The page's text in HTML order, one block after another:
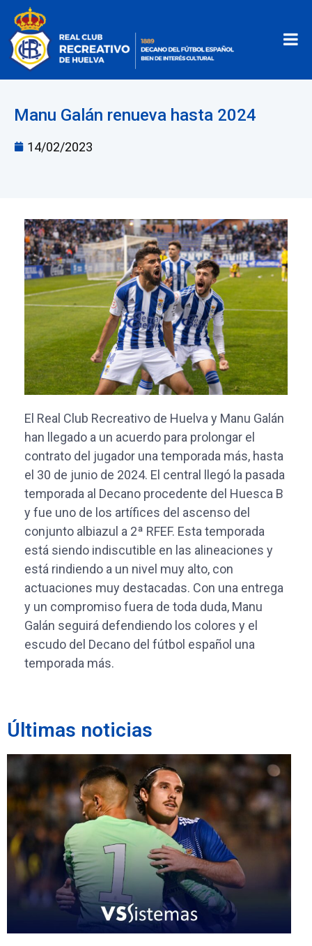
Manu Galán renueva hasta 2024
14/02/2023
El Real Club Recreativo de Huelva y Manu Galán
han llegado a un acuerdo para prolongar el
contrato del jugador una temporada más, hasta
el 30 de junio de 2024. El central llegó la pasada
temporada al Decano procedente del Huesca B
y fue uno de los artífices del ascenso del
conjunto albiazul a 2ª RFEF. Esta temporada
está siendo indiscutible en las alineaciones y
está rindiendo a un nivel muy alto, con
actuaciones muy destacadas. Con una entrega
y un compromiso fuera de toda duda, Manu
Galán seguirá defendiendo los colores y el
escudo del Decano del fútbol español una
temporada más.
Últimas noticias